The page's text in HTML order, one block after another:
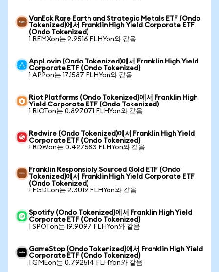
VanEck Rare Earth and Strategic Metals ETF (Ondo
Tokenized)에서 Franklin High Yield Corporate ETF
(Ondo Tokenized)
1 REMXon는 2.9516 FLHYon와 같음
AppLovin (Ondo Tokenized)에서 Franklin High Yield
Corporate ETF (Ondo Tokenized)
1 APPon는 17.1587 FLHYon와 같음
Riot Platforms (Ondo Tokenized)에서 Franklin High
Yield Corporate ETF (Ondo Tokenized)
1 RIOTon는 0.897071 FLHYon와 같음
Redwire (Ondo Tokenized)에서 Franklin High Yield
Corporate ETF (Ondo Tokenized)
1 RDWon는 0.427583 FLHYon와 같음
Franklin Responsibly Sourced Gold ETF (Ondo
Tokenized)에서 Franklin High Yield Corporate ETF
(Ondo Tokenized)
1 FGDLon는 2.3019 FLHYon와 같음
Spotify (Ondo Tokenized)에서 Franklin High Yield
Corporate ETF (Ondo Tokenized)
1 SPOTon는 19.9097 FLHYon와 같음
GameStop (Ondo Tokenized)에서 Franklin High Yield
Corporate ETF (Ondo Tokenized)
1 GMEon는 0.792514 FLHYon와 같음